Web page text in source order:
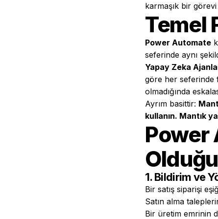
karmaşık bir
Temel
Power Automate
seferinde aynı
Yapay Zeka
göre her seferinde
olmadığında
Ayrım basittir:
kullanın. Mantık
Power
1. Bildirim ve
Bir satış siparişi
Satın alma
Bir üretim emrinin